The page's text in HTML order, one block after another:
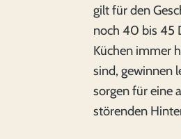
gilt für den
noch 40 bis 45
Küchen immer
sind, gewinnen
sorgen für eine
störenden